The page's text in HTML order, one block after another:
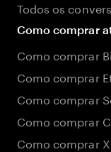
Todos os
Como comprar
Como comprar
Como comprar
Como comprar
Como comprar
Como comprar